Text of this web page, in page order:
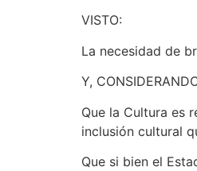
VISTO:
La necesidad de
Y,
Que la Cultura es
inclusión cultural
Que si bien el